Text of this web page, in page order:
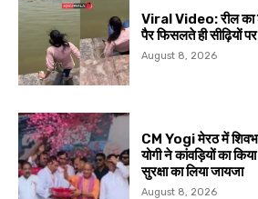
Viral Video: रील का
पैर फिसलते ही सीढ़ियों
August 8, 2026
CM Yogi मेरठ में
योगी ने कांवड़ियों का
सुरक्षा का लिया जायजा
August 8, 2026